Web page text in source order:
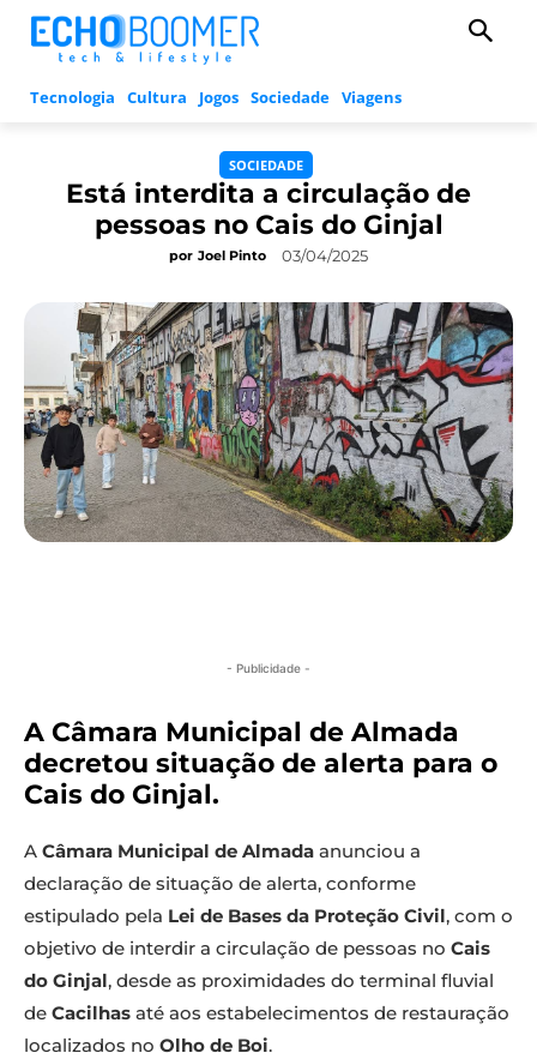
Tecnologia Cultura Jogos Sociedade Viagens
SOCIEDADE
Está interdita a circulação de
pessoas no Cais do Ginjal
por Joel Pinto 03/04/2025
- Publicidade -
A Câmara Municipal de Almada
decretou situação de alerta para o
Cais do Ginjal.
A Câmara Municipal de Almada anunciou a
declaração de situação de alerta, conforme
estipulado pela Lei de Bases da Proteção Civil, com o
objetivo de interdir a circulação de pessoas no Cais
do Ginjal, desde as proximidades do terminal fluvial
de Cacilhas até aos estabelecimentos de restauração
localizados no Olho de Boi.